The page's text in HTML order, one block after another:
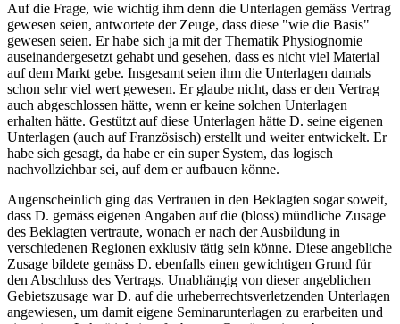
Auf die Frage, wie wichtig ihm denn die Unterlagen gemäss Vertrag
gewesen seien, antwortete der Zeuge, dass diese "wie die Basis"
gewesen seien. Er habe sich ja mit der Thematik Physiognomie
auseinandergesetzt gehabt und gesehen, dass es nicht viel Material
auf dem Markt gebe. Insgesamt seien ihm die Unterlagen damals
schon sehr viel wert gewesen. Er glaube nicht, dass er den Vertrag
auch abgeschlossen hätte, wenn er keine solchen Unterlagen
erhalten hätte. Gestützt auf diese Unterlagen hätte D. seine eigenen
Unterlagen (auch auf Französisch) erstellt und weiter entwickelt. Er
habe sich gesagt, da habe er ein super System, das logisch
nachvollziehbar sei, auf dem er aufbauen könne.
Augenscheinlich ging das Vertrauen in den Beklagten sogar soweit,
dass D. gemäss eigenen Angaben auf die (bloss) mündliche Zusage
des Beklagten vertraute, wonach er nach der Ausbildung in
verschiedenen Regionen exklusiv tätig sein könne. Diese angebliche
Zusage bildete gemäss D. ebenfalls einen gewichtigen Grund für
den Abschluss des Vertrags. Unabhängig von dieser angeblichen
Gebietszusage war D. auf die urheberrechtsverletzenden Unterlagen
angewiesen, um damit eigene Seminarunterlagen zu erarbeiten und